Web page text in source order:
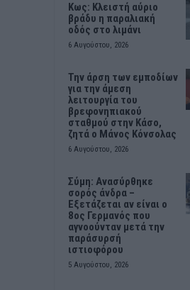
Κως: Κλειστή αύριο
βράδυ η παραλιακή
οδός στο λιμάνι
6 Αυγούστου, 2026
Την άρση των εμποδίων
για την άμεση
λειτουργία του
βρεφονηπιακού
σταθμού στην Κάσο,
ζητά ο Μάνος Κόνσολας
6 Αυγούστου, 2026
Σύμη: Ανασύρθηκε
σορός άνδρα –
Εξετάζεται αν είναι ο
8ος Γερμανός που
αγνοούνταν μετά την
παράσυρσή
ιστιοφόρου
5 Αυγούστου, 2026